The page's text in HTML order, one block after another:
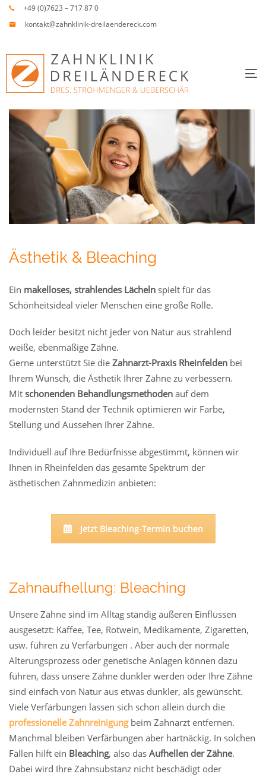
Links
überspringen
Zur
primären
springen
Zum
Inhalt
+49 (0)7623 – 717 87 0
kontakt@zahnklinik-dreilaendereck.com
Ästhetik & Bleaching
Ein makelloses, strahlendes Lächeln spielt für das
Schönheitsideal vieler Menschen eine große Rolle.
Doch leider besitzt nicht jeder von Natur aus strahlend
weiße, ebenmäßige Zähne.
Gerne unterstützt Sie die Zahnarzt-Praxis Rheinfelden bei
Ihrem Wunsch, die Ästhetik Ihrer Zähne zu verbessern.
Mit schonenden Behandlungsmethoden auf dem
modernsten Stand der Technik optimieren wir Farbe,
Stellung und Aussehen Ihrer Zähne.
Individuell auf Ihre Bedürfnisse abgestimmt, können wir
Ihnen in Rheinfelden das gesamte Spektrum der
ästhetischen Zahnmedizin anbieten:
Jetzt Bleaching-Termin buchen
Zahnaufhellung: Bleaching
Unsere Zähne sind im Alltag ständig äußeren Einflüssen
ausgesetzt: Kaffee, Tee, Rotwein, Medikamente, Zigaretten,
usw. führen zu Verfärbungen . Aber auch der normale
Alterungsprozess oder genetische Anlagen können dazu
führen, dass unsere Zähne dunkler werden oder Ihre Zähne
sind einfach von Natur aus etwas dunkler, als gewünscht.
Viele Verfärbungen lassen sich schon allein durch die
professionelle Zahnreinigungbeim Zahnarzt entfernen.
Manchmal bleiben Verfärbungen aber hartnäckig. In solchen
Fällen hilft ein Bleaching, also das Aufhellen der Zähne.
Dabei wird Ihre Zahnsubstanz nicht beschädigt oder